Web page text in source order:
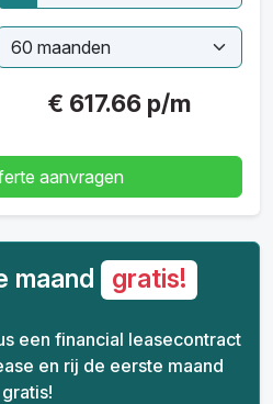
€ 617.66 p/m
aanvragen
maand gratis!
een financial leasecontract
en rij de eerste maand
gratis!